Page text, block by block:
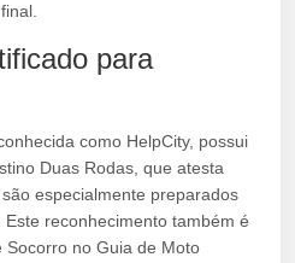
para
como HelpCity, possui
Duas Rodas, que atesta
especialmente preparados
reconhecimento também é
Socorro no Guia de Moto